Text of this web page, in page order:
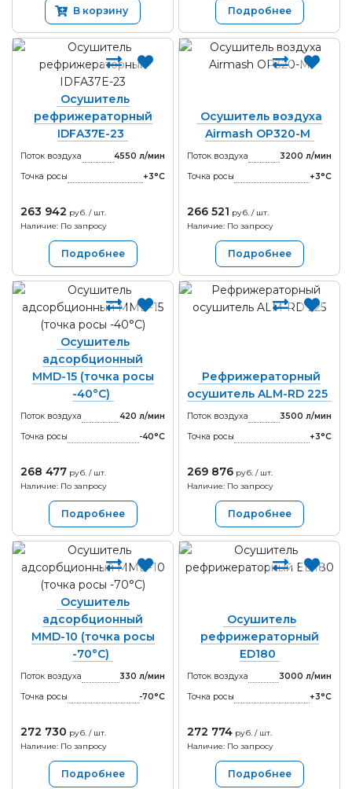
В корзину Подробнее
Осушитель
рефрижераторный
IDFA37E-23
Поток воздуха
4550 л/мин
Точка росы
+3°С
263 942 руб. / шт.
Наличие: По запросу
Подробнее
Осушитель воздуха
Airmash OP320-M
Поток воздуха
3200 л/мин
Точка росы
+3°С
266 521 руб. / шт.
Наличие: По запросу
Подробнее
Осушитель
адсорбционный
MMD-15 (точка росы
-40°С)
Поток воздуха
420 л/мин
Точка росы
-40°С
268 477 руб. / шт.
Наличие: По запросу
Подробнее
Рефрижераторный
осушитель ALM-RD 225
Поток воздуха
3500 л/мин
Точка росы
+3°С
269 876 руб. / шт.
Наличие: По запросу
Подробнее
Осушитель
адсорбционный
MMD-10 (точка росы
-70°С)
Поток воздуха
330 л/мин
Точка росы
-70°С
272 730 руб. / шт.
Наличие: По запросу
Подробнее
Осушитель
рефрижераторный
ED180
Поток воздуха
3000 л/мин
Точка росы
+3°С
272 774 руб. / шт.
Наличие: По запросу
Подробнее